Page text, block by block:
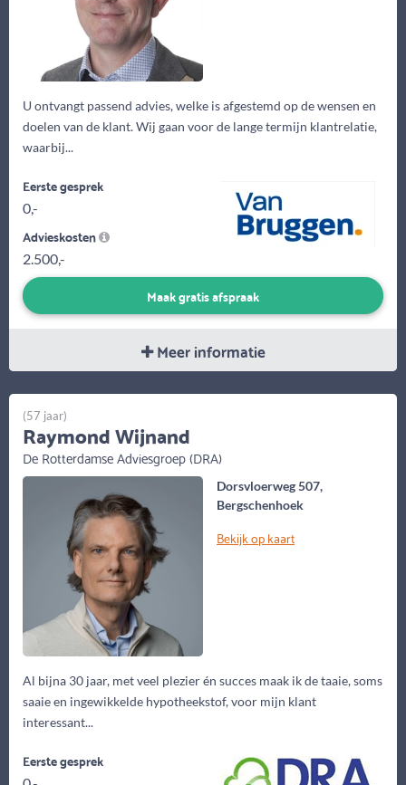
U ontvangt passend advies, welke is afgestemd op de wensen en
doelen van de klant. Wij gaan voor de lange termijn klantrelatie,
waarbij...
Eerste gesprek
0,-
Advieskosten
2.500,-
Maak gratis afspraak
Meer informatie
Dorsvloerweg 507,
Bergschenhoek
Bekijk op kaart
Al bijna 30 jaar, met veel plezier én succes maak ik de taaie, soms
saaie en ingewikkelde hypotheekstof, voor mijn klant
interessant...
(57 jaar)
Raymond Wijnand
De Rotterdamse Adviesgroep (DRA)
Eerste gesprek